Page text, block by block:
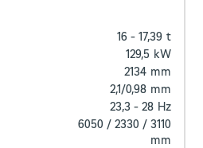
16 - 17,39 t
129,5 kW
2134 mm
2,1/0,98 mm
23,3 - 28 Hz
6050 / 2330 / 3110
mm